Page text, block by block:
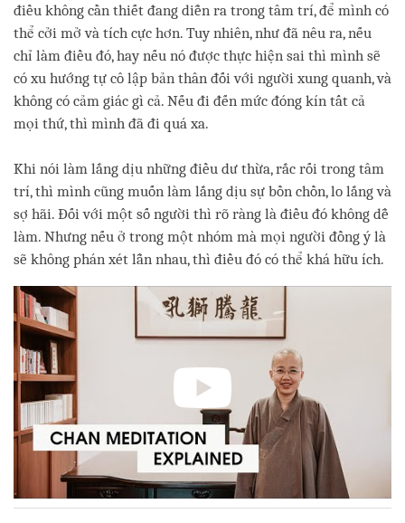
điều không cần thiết đang diễn ra trong tâm trí, để mình có
thể cởi mở và tích cực hơn. Tuy nhiên, như đã nêu ra, nếu
chỉ làm điều đó, hay nếu nó được thực hiện sai thì mình sẽ
có xu hướng tự cô lập bản thân đối với người xung quanh, và
không có cảm giác gì cả. Nếu đi đến mức đóng kín tất cả
mọi thứ, thì mình đã đi quá xa.
Khi nói làm lắng dịu những điều dư thừa, rắc rối trong tâm
trí, thì mình cũng muốn làm lắng dịu sự bồn chồn, lo lắng và
sợ hãi. Đối với một số người thì rõ ràng là điều đó không dễ
làm. Nhưng nếu ở trong một nhóm mà mọi người đồng ý là
sẽ không phán xét lẫn nhau, thì điều đó có thể khá hữu ích.